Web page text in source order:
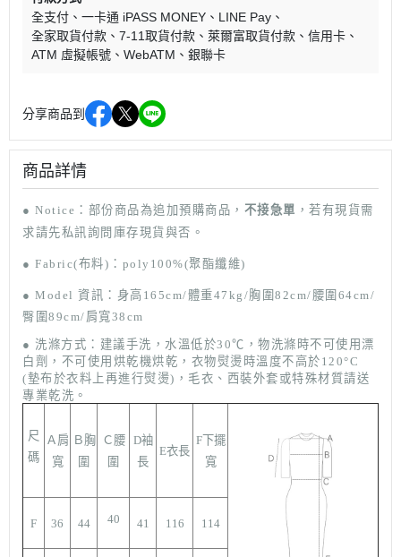
全支付
一卡通 iPASS MONEY
LINE Pay
全家取貨付款
7-11取貨付款 萊爾富取貨付款
信用卡
ATM 虛擬帳號
WebATM 銀聯卡
分享商品到
商品詳情
● Notice ：部份商品為追加預購商品， 不接急單 ，若有現貨需
求請先私訊詢問庫存現貨與否。
● Fabric(布料)：poly100%(聚酯纖維)
● Model 資訊：身高165cm/體重47kg/胸圍82cm/腰圍64cm/
臀圍89cm/肩寬38cm
● 洗滌方式： 建議手洗，水溫低於30℃ ， 物洗滌時不可使用漂
白劑，不可使用烘乾機烘乾，衣物熨燙時溫度不高於120°C
(墊布於衣料上再進行熨 燙)，毛衣、西裝外套或特殊材質請送
專業乾洗。
尺
碼
Ａ肩
寬
Ｂ胸
圍
Ｃ腰
圍
D袖
長
E衣長
F下擺
寬
F 36 44 40 41 116 114